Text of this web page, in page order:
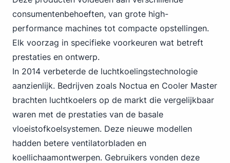
consumentenbehoeften, van grote high-
performance machines tot compacte opstellingen.
Elk voorzag in specifieke voorkeuren wat betreft
prestaties en ontwerp.
In 2014 verbeterde de luchtkoelingstechnologie
aanzienlijk. Bedrijven zoals Noctua en Cooler Master
brachten luchtkoelers op de markt die vergelijkbaar
waren met de prestaties van de basale
vloeistofkoelsystemen. Deze nieuwe modellen
hadden betere ventilatorbladen en
koellichaamontwerpen. Gebruikers vonden deze